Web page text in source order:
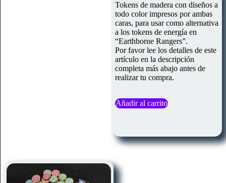
Tokens de madera con diseños a
todo color impresos por ambas
caras, para usar como alternativa
a los tokens de energía en
“Earthborne Rangers”.
Por favor lee los detalles de este
artículo en la descripción
completa más abajo antes de
realizar tu compra.
Añadir al carrito